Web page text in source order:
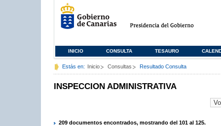
INICIO CONSULTA TESAURO
Estás en: Inicio Consultas Resultado Consulta
INSPECCION ADMINISTRATIVA
209 documentos encontrados, mostrando del 101 al 125.